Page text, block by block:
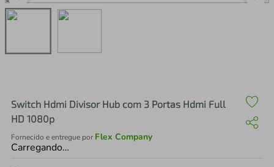
Switch Hdmi Divisor Hub com 3 Portas Hdmi Full
HD 1080p
Fornecido e entregue por Flex Company
Carregando…
perfume